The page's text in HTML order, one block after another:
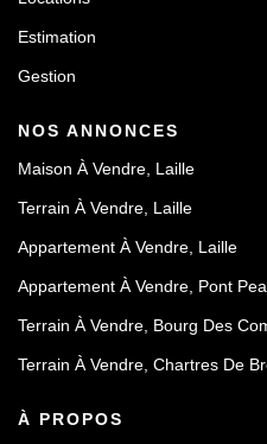
Estimation
Gestion
NOS ANNONCES
Maison À Vendre, Laille
Terrain À Vendre, Laille
Appartement À Vendre, Laille
Appartement À Vendre, Pont
Terrain À Vendre, Bourg Des
Terrain À Vendre, Chartres De
À PROPOS